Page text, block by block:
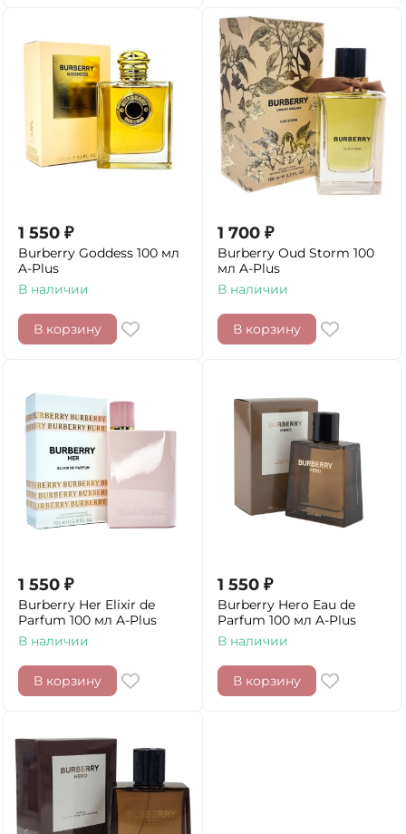
1 550 ₽
Burberry Goddess 100 мл
A-Plus
В наличии
В корзину
1 700 ₽
Burberry Oud Storm 100
мл A-Plus
В наличии
В корзину
1 550 ₽
Burberry Her Elixir de
Parfum 100 мл A-Plus
В наличии
В корзину
1 550 ₽
Burberry Hero Eau de
Parfum 100 мл A-Plus
В наличии
В корзину